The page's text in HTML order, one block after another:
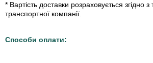
* Вартість доставки розраховується згідно
транспортної компанії.
Способи оплати: